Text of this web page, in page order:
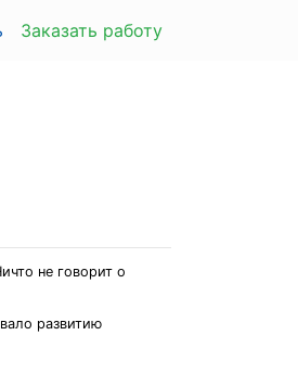
Заказать работу
не говорит о
развитию